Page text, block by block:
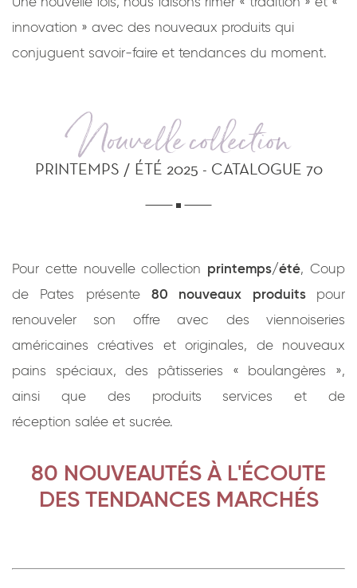
confidentialitédu site www.coupdepates.fr
CONTACTEZ-NOUS
Une nouvelle fois, nous faisons rimer « tradition » et «
innovation » avec des nouveaux produits qui
conjuguent savoir-faire et tendances du moment.
Nouvelle collection
PRINTEMPS / ÉTÉ 2025 - CATALOGUE 70
Pour cette nouvelle collection printemps/été, Coup
de Pates présente 80 nouveaux produits pour
renouveler son offre avec des viennoiseries
américaines créatives et originales, de nouveaux
pains spéciaux, des pâtisseries « boulangères »,
ainsi que des produits services et de
réception salée et sucrée.
80 NOUVEAUTÉS À L'ÉCOUTE
DES TENDANCES MARCHÉS